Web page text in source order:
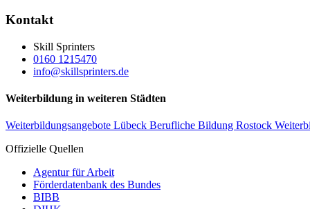
Kontakt
Skill Sprinters
0160 1215470
info@skillsprinters.de
Weiterbildung in weiteren Städten
Weiterbildungsangebote Lübeck Berufliche Bildung Rostock
Offizielle Quellen
Agentur für Arbeit
Förderdatenbank des Bundes
BIBB